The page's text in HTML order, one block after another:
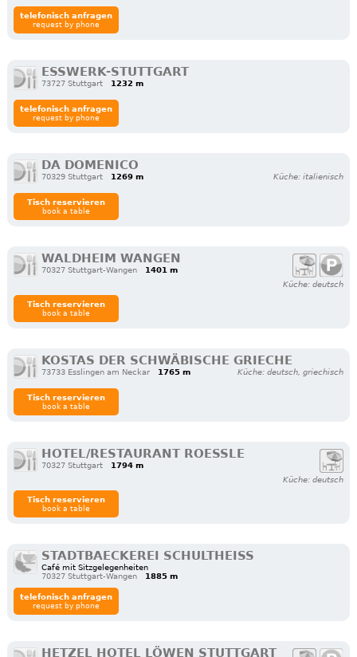
telefonisch anfragen
request by phone
ESSWERK-STUTTGART
73727 Stuttgart 1232 m
telefonisch anfragen
request by phone
DA DOMENICO
70329 Stuttgart 1269 m Küche: italienisch
Tisch reservieren
book a table
WALDHEIM WANGEN
70327 Stuttgart-Wangen
1401 m
Küche: deutsch
Tisch reservieren
book a table
KOSTAS DER SCHWÄBISCHE GRIECHE
73733 Esslingen am Neckar 1765 m Küche: deutsch, griechisch
Tisch reservieren
book a table
HOTEL/RESTAURANT ROESSLE
70327 Stuttgart
1794 m
Küche: deutsch
Tisch reservieren
book a table
STADTBAECKEREI SCHULTHEISS
Café mit Sitzgelegenheiten
70327 Stuttgart-Wangen
1885 m
telefonisch anfragen
request by phone
HETZEL HOTEL LÖWEN STUTTGART